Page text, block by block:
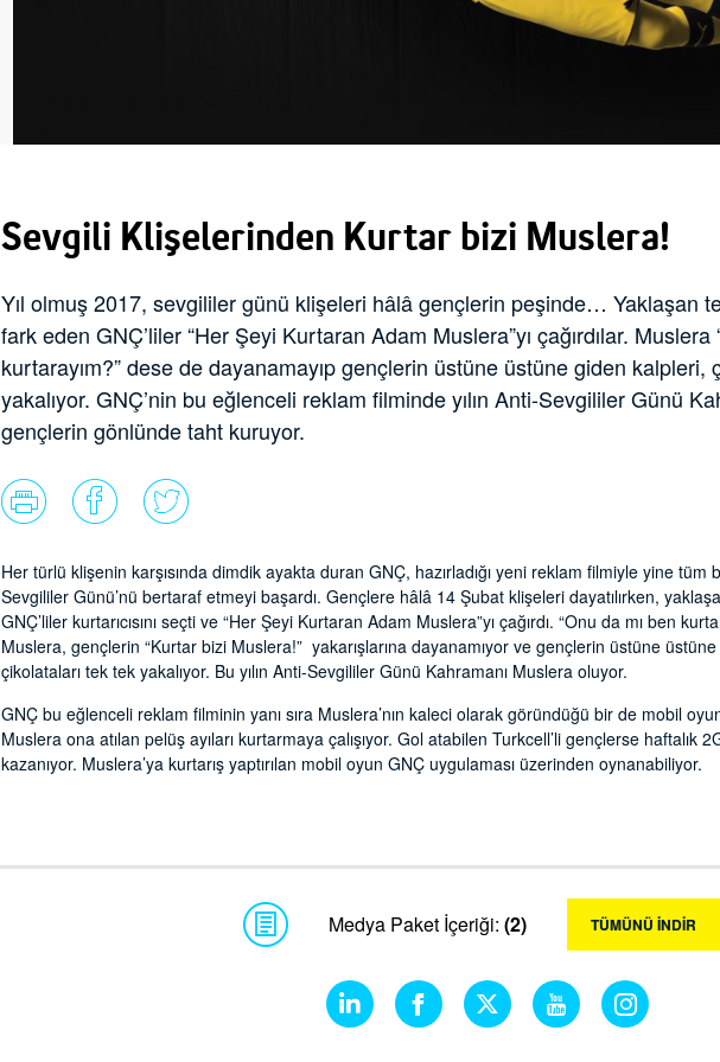
Sevgili Klişelerinden Kurtar bizi Muslera!
Yıl olmuş 2017, sevgililer günü klişeleri hâlâ gençlerin peşinde… Yaklaşan
fark eden GNÇ’liler “Her Şeyi Kurtaran Adam Muslera”yı çağırdılar. Muslera
kurtarayım?” dese de dayanamayıp gençlerin üstüne üstüne giden kalpleri,
yakalıyor. GNÇ’nin bu eğlenceli reklam filminde yılın Anti-Sevgililer Günü
gençlerin gönlünde taht kuruyor.
Her türlü klişenin karşısında dimdik ayakta duran GNÇ, hazırladığı yeni reklam filmiyle yine
Sevgililer Günü’nü bertaraf etmeyi başardı. Gençlere hâlâ 14 Şubat klişeleri dayatılırken,
GNÇ’liler kurtarıcısını seçti ve “Her Şeyi Kurtaran Adam Muslera”yı çağırdı. “Onu da mı ben
Muslera, gençlerin “Kurtar bizi Muslera!” yakarışlarına dayanamıyor ve gençlerin üstüne
çikolataları tek tek yakalıyor. Bu yılın Anti-Sevgililer Günü Kahramanı Muslera oluyor.
GNÇ bu eğlenceli reklam filminin yanı sıra Muslera’nın kaleci olarak göründüğü bir de mobil
Muslera ona atılan pelüş ayıları kurtarmaya çalışıyor. Gol atabilen Turkcell’li gençlerse haftalık
kazanıyor. Muslera’ya kurtarış yaptırılan mobil oyun GNÇ uygulaması üzerinden oynanabiliyor.
Medya Paket İçeriği: (2) TÜMÜNÜ İNDİR